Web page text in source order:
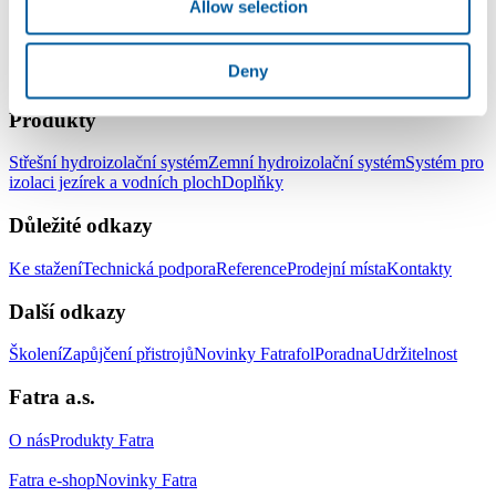
Allow selection
Deny
YouTube
Produkty
Střešní hydroizolační systémZemní hydroizolační systémSystém pro
izolaci jezírek a vodních plochDoplňky
Důležité odkazy
Ke staženíTechnická podporaReferenceProdejní místaKontakty
Další odkazy
ŠkoleníZapůjčení přistrojůNovinky FatrafolPoradnaUdržitelnost
Fatra a.s.
O násProdukty Fatra
Fatra e-shopNovinky Fatra